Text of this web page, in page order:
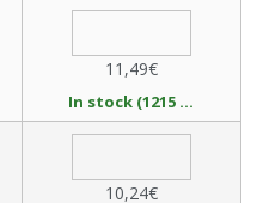
11,49€
In stock (1215 available)
10,24€